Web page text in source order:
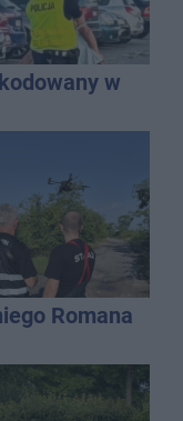
w
Romana